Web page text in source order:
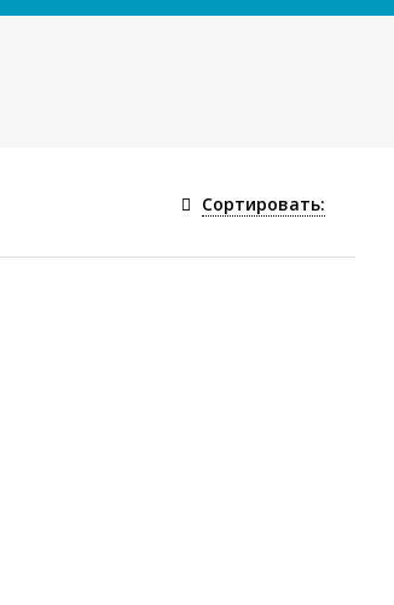
Сортировать: